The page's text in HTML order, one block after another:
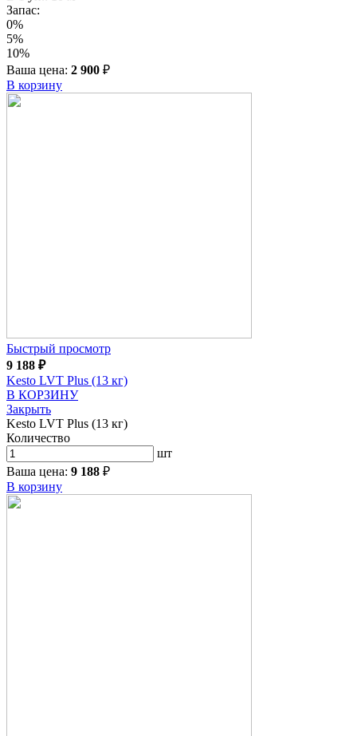
Запас:
0%
5%
10%
Ваша цена: 2 900 ₽
В корзину
Быстрый просмотр
9 188 ₽
Kesto LVT Plus (13 кг)
В КОРЗИНУ
Закрыть
Kesto LVT Plus (13 кг)
Количество
шт
Ваша цена: 9 188 ₽
В корзину